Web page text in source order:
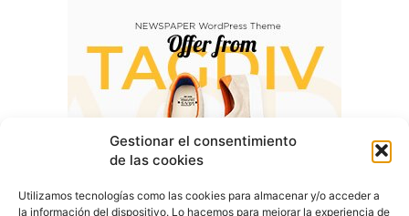
Gestionar el consentimiento
de las cookies
Utilizamos tecnologías como las cookies para almacenar y/o acceder a
la información del dispositivo. Lo hacemos para mejorar la experiencia de